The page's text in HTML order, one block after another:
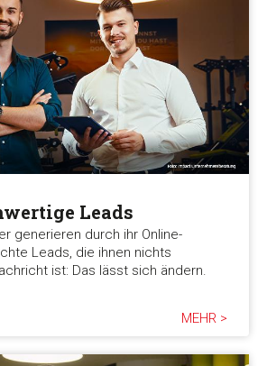
Leads
generieren durch ihr Online-
Leads, die ihnen nichts
ist: Das lässt sich ändern.
MEHR >